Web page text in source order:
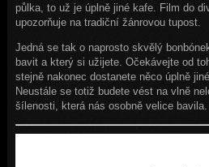
půlka, to už je úplně jiné kafe. Film do
upozorňuje na tradiční žánrovou tupost.
Jedná se tak o naprosto skvělý
bavit a který si užijete. Očekávejte od
stejně nakonec dostanete něco úplně
Neustále se totiž budete vést na vlně
šílenosti, která nás osobně velice bavila.